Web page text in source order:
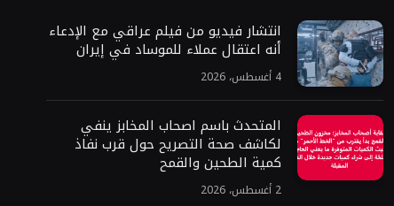
انتشار فيديو من فيلم عراقي مع الإدعاء
أنه اعتقال عملاء للموساد في إيران
4 أغسطس، 2026
المتحدث باسم اصحاب المخابز ينفي
لكاشف صحة التصريح حول قرب نفاذ
كمية الطحين والقمح
2 أغسطس، 2026